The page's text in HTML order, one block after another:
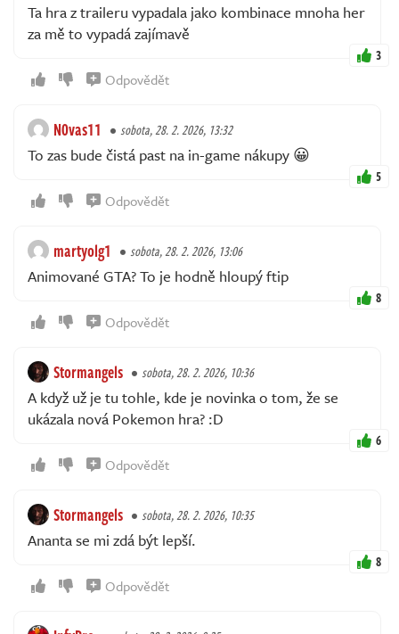
Ta hra z traileru vypadala jako kombinace mnoha her
za mě to vypadá zajímavě
3
Odpovědět
N0vas11 sobota, 28. 2. 2026, 13:32
To zas bude čistá past na in-game nákupy 😀
5
Odpovědět
martyolg1 sobota, 28. 2. 2026, 13:06
Animované GTA? To je hodně hloupý ftip
8
Odpovědět
Stormangels sobota, 28. 2. 2026, 10:36
A když už je tu tohle, kde je novinka o tom, že se
ukázala nová Pokemon hra? :D
6
Odpovědět
Stormangels sobota, 28. 2. 2026, 10:35
Ananta se mi zdá být lepší.
8
Odpovědět